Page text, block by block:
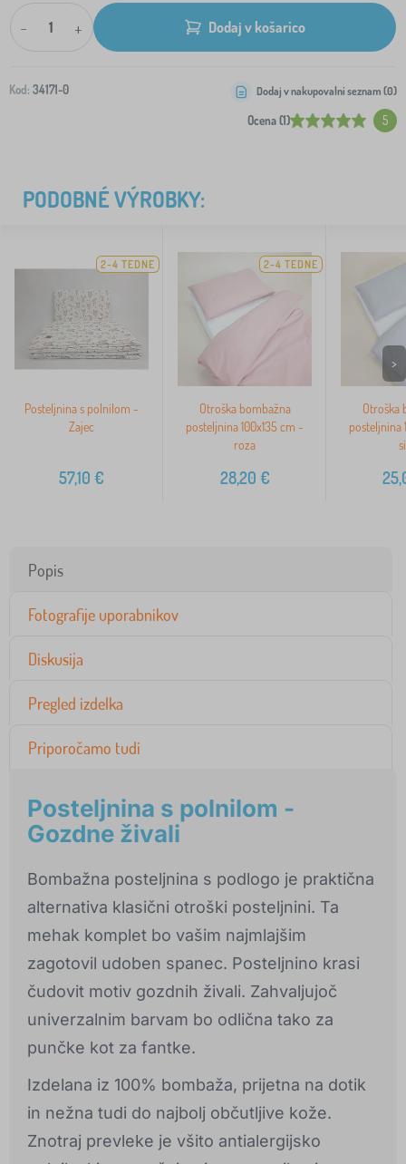
- + Dodaj v košarico
Kod: 34171-0
Ocena (1) 5
Dodaj v nakupovalni seznam (0)
PODOBNÉ VÝROBKY:
2-4 TEDNE
Posteljnina s polnilom -
Zajec
57,10 €
2-4 TEDNE
Otroška bombažna
posteljnina 100x135 cm -
roza
28,20 €
Otroška
posteljnina
>
Popis
Fotografije uporabnikov
Diskusija
Pregled izdelka
Priporočamo tudi
Posteljnina s polnilom -
Gozdne živali
Bombažna posteljnina s podlogo je praktična
alternativa klasični otroški posteljnini. Ta
mehak komplet bo vašim najmlajšim
zagotovil udoben spanec. Posteljnino krasi
čudovit motiv gozdnih živali. Zahvaljujoč
univerzalnim barvam bo odlična tako za
punčke kot za fantke.
Izdelana iz 100% bombaža, prijetna na dotik
in nežna tudi do najbolj občutljive kože.
Znotraj prevleke je všito antialergijsko